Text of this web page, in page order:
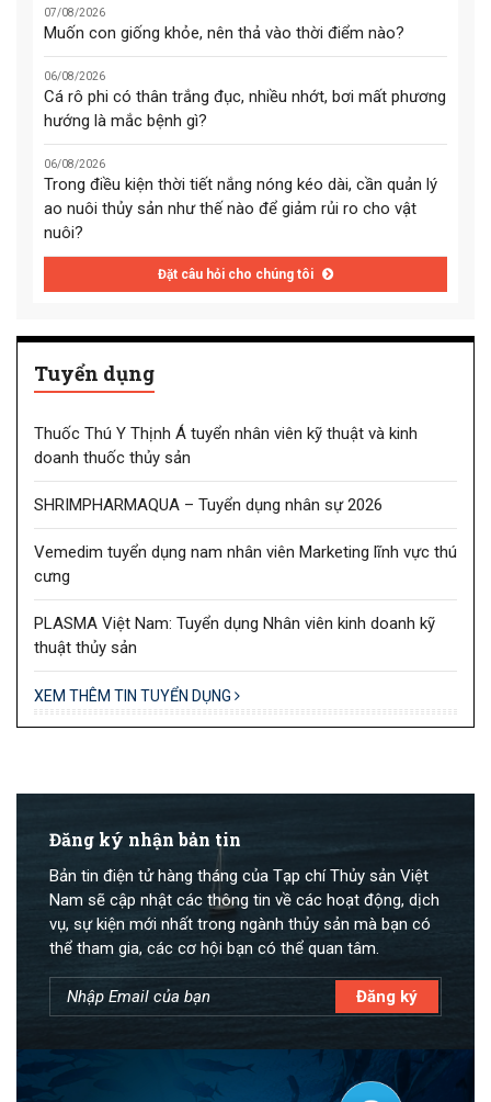
07/08/2026
Muốn con giống khỏe, nên thả vào thời điểm nào?
06/08/2026
Cá rô phi có thân trắng đục, nhiều nhớt, bơi mất phương
hướng là mắc bệnh gì?
06/08/2026
Trong điều kiện thời tiết nắng nóng kéo dài, cần quản lý
ao nuôi thủy sản như thế nào để giảm rủi ro cho vật
nuôi?
Đặt câu hỏi cho chúng tôi
Tuyển dụng
Thuốc Thú Y Thịnh Á tuyển nhân viên kỹ thuật và kinh
doanh thuốc thủy sản
SHRIMPHARMAQUA – Tuyển dụng nhân sự 2026
Vemedim tuyển dụng nam nhân viên Marketing lĩnh vực thú
cưng
PLASMA Việt Nam: Tuyển dụng Nhân viên kinh doanh kỹ
thuật thủy sản
XEM THÊM TIN TUYỂN DỤNG
Đăng ký nhận bản tin
Bản tin điện tử hàng tháng của Tạp chí Thủy sản Việt
Nam sẽ cập nhật các thông tin về các hoạt động, dịch
vụ, sự kiện mới nhất trong ngành thủy sản mà bạn có
thể tham gia, các cơ hội bạn có thể quan tâm.